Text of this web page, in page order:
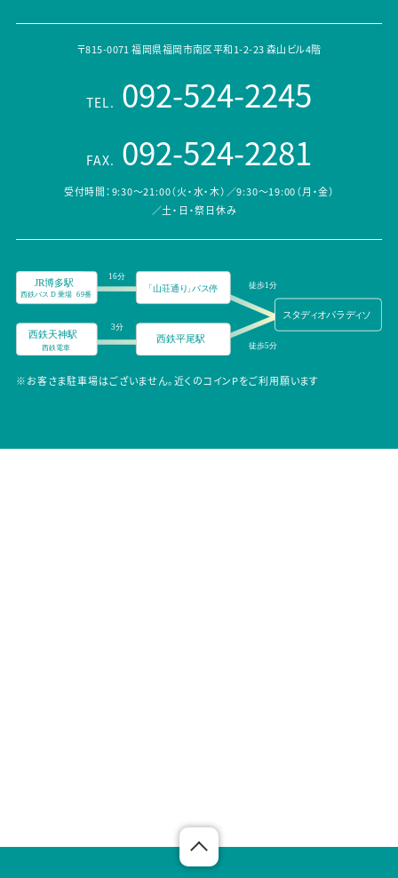
〒815-0071 福岡県福岡市南区平和1-2-23 森山ビル4階
TEL. 092-524-2245
FAX. 092-524-2281
受付時間：9:30～21:00（火・水・木）／9:30～19:00（月・金）
／土・日・祭日休み
※お客さま駐車場はございません。近くのコインPをご利用願います